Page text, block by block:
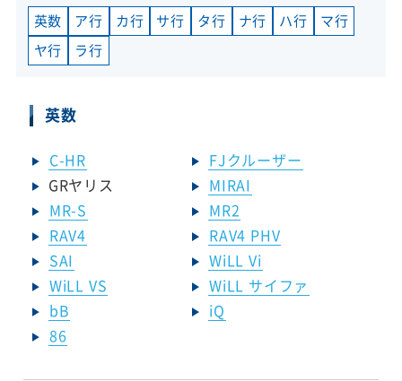
英数 ア行 カ行 サ行 タ行 ナ行 ハ行
マ行
ヤ行
ラ行
英数
C-HR
FJクルーザー
GRヤリス
MIRAI
MR-S
MR2
RAV4
RAV4 PHV
SAI
WiLL Vi
WiLL VS
WiLL サイファ
bB
iQ
86